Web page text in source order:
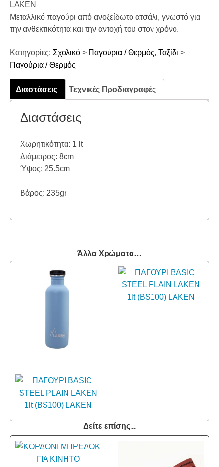
LAKEN
Μεταλλικό παγούρι από ανοξείδωτο ατσάλι, γνωστό για
την ανθεκτικότητα και την αντοχή του στον χρόνο.
Κατηγορίες: Σχολικό > Παγούρια / Θερμός, Ταξίδι >
Παγούρια / Θερμός
Διαστάσεις Τεχνικές Προδιαγραφές
Διαστάσεις
Χωρητικότητα: 1 lt
Διάμετρος: 8cm
Ύψος: 25.5cm
Βάρος: 235gr
Άλλα Χρώματα…
Δείτε επίσης...